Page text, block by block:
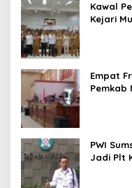
Kawal
Kejari
Empat
Pemkab
PWI
Jadi Plt